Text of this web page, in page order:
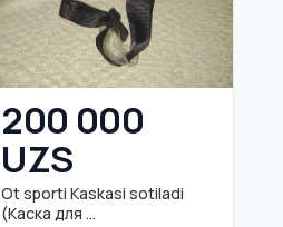
200 000
UZS
Ot sporti Kaskasi sotiladi
(Каска для ...